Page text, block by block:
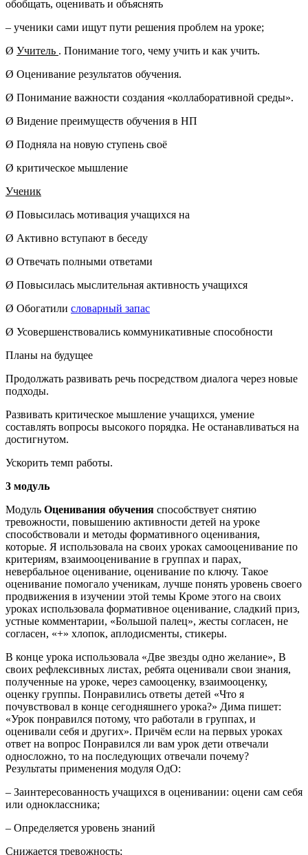
обобщать, оценивать и объяснять
– ученики сами ищут пути решения проблем на уроке;
Ø Учитель . Понимание того, чему учить и как учить.
Ø Оценивание результатов обучения.
Ø Понимание важности создания «коллаборативной среды».
Ø Видение преимуществ обучения в НП
Ø Подняла на новую ступень своё
Ø критическое мышление
Ученик
Ø Повысилась мотивация учащихся на
Ø Активно вступают в беседу
Ø Отвечать полными ответами
Ø Повысилась мыслительная активность учащихся
Ø Обогатили словарный запас
Ø Усовершенствовались коммуникативные способности
Планы на будущее
Продолжать развивать речь посредством диалога через новые
подходы.
Развивать критическое мышление учащихся, умение
составлять вопросы высокого порядка. Не останавливаться на
достигнутом.
Ускорить темп работы.
3 модуль
Модуль Оценивания обучения способствует снятию
тревожности, повышению активности детей на уроке
способствовали и методы формативного оценивания,
которые. Я использовала на своих уроках самооценивание по
критериям, взаимооценивание в группах и парах,
невербальное оценивание, оценивание по ключу. Такое
оценивание помогало ученикам, лучше понять уровень своего
продвижения в изучении этой темы Кроме этого на своих
уроках использовала формативное оценивание, сладкий приз,
устные комментарии, «Большой палец», жесты согласен, не
согласен, «+» хлопок, аплодисменты, стикеры.
В конце урока использовала «Две звезды одно желание», В
своих рефлексивных листах, ребята оценивали свои знания,
полученные на уроке, через самооценку, взаимооценку,
оценку группы. Понравились ответы детей «Что я
почувствовал в конце сегодняшнего урока?» Дима пишет:
«Урок понравился потому, что работали в группах, и
оценивали себя и других». Причём если на первых уроках
ответ на вопрос Понравился ли вам урок дети отвечали
односложно, то на последующих отвечали почему?
Результаты применения модуля ОдО:
– Заинтересованность учащихся в оценивании: оцени сам себя
или одноклассника;
– Определяется уровень знаний
Снижается тревожность;